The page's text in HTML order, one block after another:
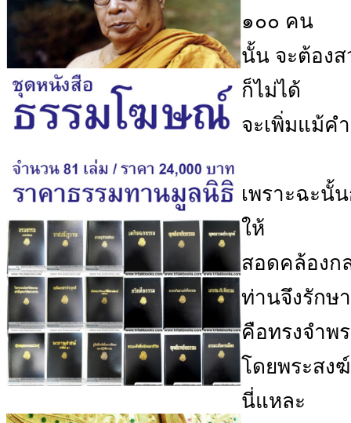
๑๐๐ คน
นั้น จะต้อง
ก็ไม่ได้
จะเพิ่มแม้ค
เพราะฉะนั้
ให้
สอดคล้องก
ท่านจึงรักษ
คือทรงจำพ
โดยพระสง
นี่แหละ